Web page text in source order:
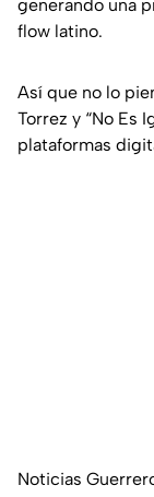
generando una
flow latino.
Así que no lo
Torrez y “No Es
plataformas
Noticias